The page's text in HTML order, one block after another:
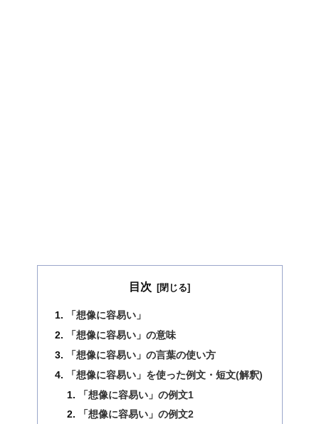
目次
「想像に容易い」
「想像に容易い」の意味
「想像に容易い」の言葉の使い方
「想像に容易い」を使った例文・短文(解釈)
「想像に容易い」の例文1
「想像に容易い」の例文2